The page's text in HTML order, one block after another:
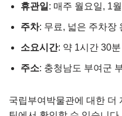
휴관일 : 매주 월요일, 1
주차: 무료, 넓은 주차장
소요시간: 약 1시간 30분
주소: 충청남도 부여군
국립부여박물관에 대한 더